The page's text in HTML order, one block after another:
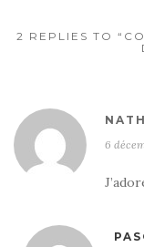
2 REPLIES TO
6